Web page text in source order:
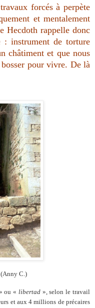
forcés à perpète
et mentalement
Hecdoth rappelle donc
: instrument de torture
châtiment et que nous
bosser pour vivre. De là
C.)
ou « libertad», selon le travail
et aux 4 millions de précaires